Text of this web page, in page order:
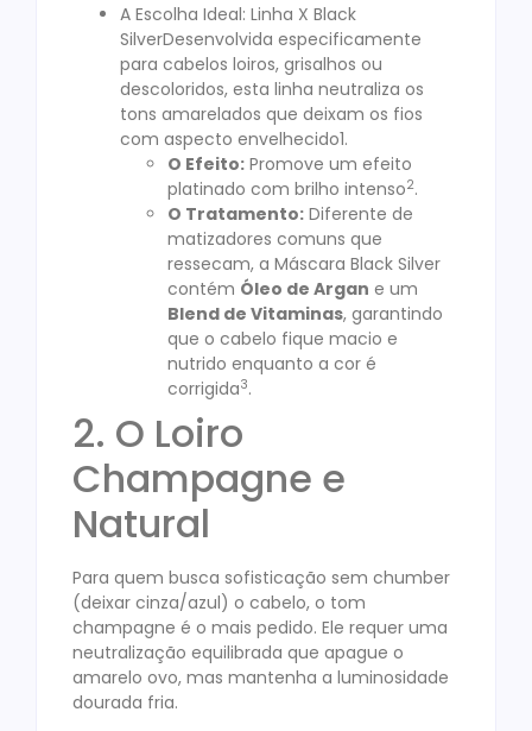
A Escolha Ideal: Linha X Black
SilverDesenvolvida especificamente
para cabelos loiros, grisalhos ou
descoloridos, esta linha neutraliza os
tons amarelados que deixam os fios
com aspecto envelhecido1.
O Efeito: Promove um efeito
platinado com brilho intenso2.
O Tratamento: Diferente de
matizadores comuns que
ressecam, a Máscara Black Silver
contém Óleo de Argan e um
Blend de Vitaminas, garantindo
que o cabelo fique macio e
nutrido enquanto a cor é
corrigida3.
2. O Loiro
Champagne e
Natural
Para quem busca sofisticação sem chumber
(deixar cinza/azul) o cabelo, o tom
champagne é o mais pedido. Ele requer uma
neutralização equilibrada que apague o
amarelo ovo, mas mantenha a luminosidade
dourada fria.